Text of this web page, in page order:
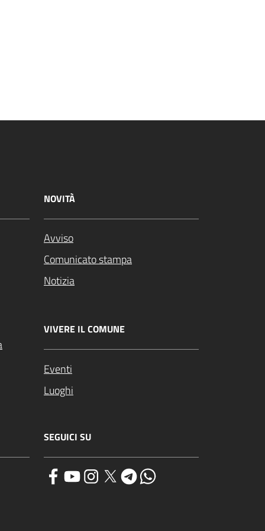
NOVITÀ
Avviso
Comunicato stampa
Notizia
VIVERE IL COMUNE
Eventi
Luoghi
SEGUICI SU